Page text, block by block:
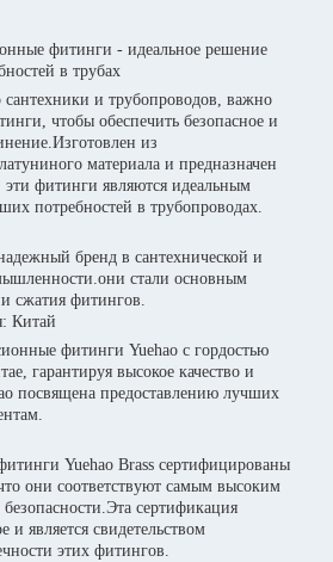
фитинги - идеальное решение
в трубах
сантехники и трубопроводов, важно
чтобы обеспечить безопасное и
из
материала и предназначен
эти фитинги являются идеальным
потребностей в трубопроводах.
бренд в сантехнической и
стали основным
сжатия фитингов.
Китай
фитинги Yuehao с гордостью
гарантируя высокое качество и
посвящена предоставлению лучших
Yuehao Brass сертифицированы
они соответствуют самым высоким
безопасности.Эта сертификация
и является свидетельством
этих фитингов.